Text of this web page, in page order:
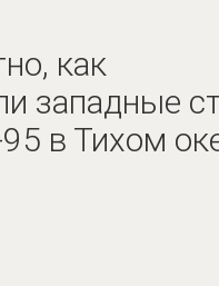
как
западные
в Тихом